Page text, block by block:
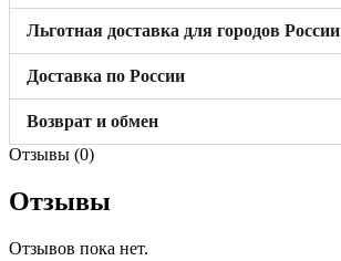
Льготная доставка для городов России
Доставка по России
Возврат и обмен
Отзывы (0)
Отзывы
Отзывов пока нет.